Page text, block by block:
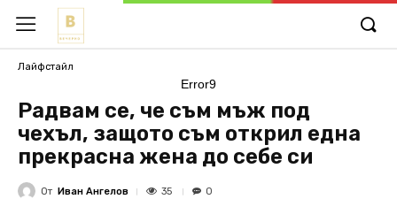
Лайфстайл
Error9
Радвам се, че съм мъж под
чехъл, защото съм открил една
прекрасна жена до себе си
От Иван Ангелов 35 0